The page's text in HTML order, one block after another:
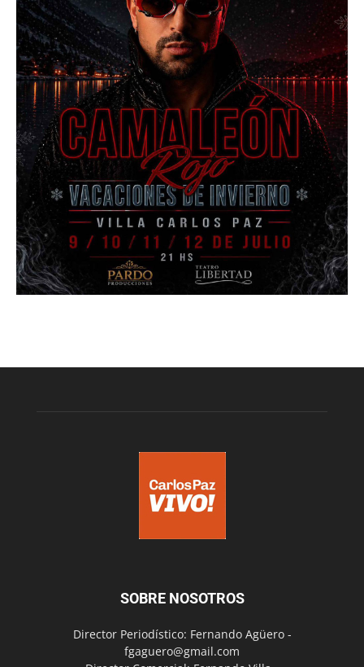
SOBRE NOSOTROS
Director Periodístico: Fernando Agüero -
fgaguero@gmail.com